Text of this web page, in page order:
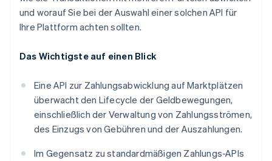
und worauf Sie bei der Auswahl einer solchen API für
Ihre Plattform achten sollten.
Das Wichtigste auf einen Blick
Eine API zur Zahlungsabwicklung auf Marktplätzen
überwacht den Lifecycle der Geldbewegungen,
einschließlich der Verwaltung von Zahlungsströmen,
des Einzugs von Gebühren und der Auszahlungen.
Im Gegensatz zu standardmäßigen Zahlungs-APIs